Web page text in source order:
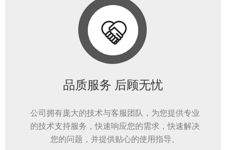
品质服务 后顾无忧
公司拥有庞大的技术与客服团队，为您提供专业
的技术支持服务，快速响应您的需求，快速解决
您的问题，并提供贴心的使用指导。